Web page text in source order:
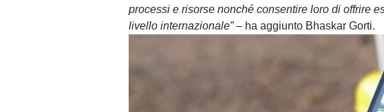
processi e risorse nonché consentire loro di offrire
livello internazionale”– ha aggiunto Bhaskar Gorti.